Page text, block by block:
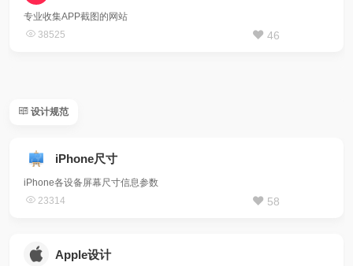
专业收集APP截图的网站
38525
46
设计规范
iPhone尺寸
iPhone各设备屏幕尺寸信息参数
23314
58
Apple设计